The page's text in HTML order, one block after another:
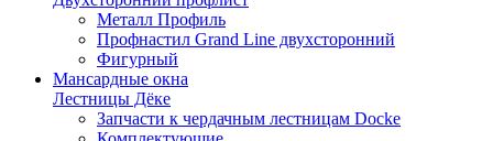
Металл Профиль
Профнастил Grand Line двухсторонний
Фигурный
Мансардные окна
Лестницы Дёке
Запчасти к чердачным лестницам Docke